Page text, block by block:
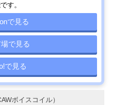
す。
で見る
で見る
で見る
ボイスコイル）